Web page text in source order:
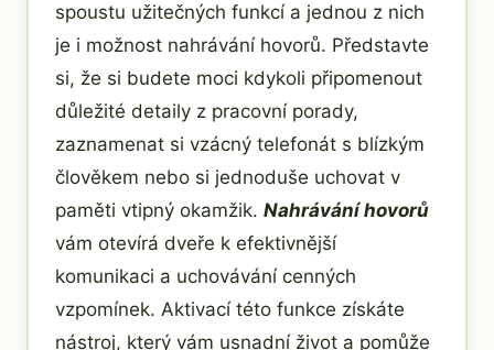
spoustu užitečných funkcí a jednou z nich
je i možnost nahrávání hovorů. Představte
si, že si budete moci kdykoli připomenout
důležité detaily z pracovní porady,
zaznamenat si vzácný telefonát s blízkým
člověkem nebo si jednoduše uchovat v
paměti vtipný okamžik. Nahrávání hovorů
vám otevírá dveře k efektivnější
komunikaci a uchovávání cenných
vzpomínek. Aktivací této funkce získáte
nástroj, který vám usnadní život a pomůže